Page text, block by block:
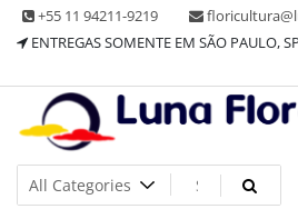
Skip +55 11 94211-9219
ENTREGAS SOMENTE EM SÃO PAULO, SP
Floricultura Luna
Floricultura tradicional, vende flores
e muito mais